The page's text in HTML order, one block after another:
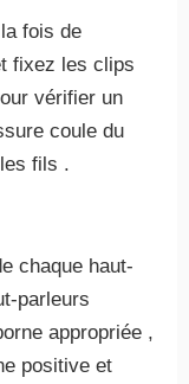
fois de
fixez les clips
vérifier un
coule du
fils .
chaque haut-
parleurs
appropriée ,
positive et